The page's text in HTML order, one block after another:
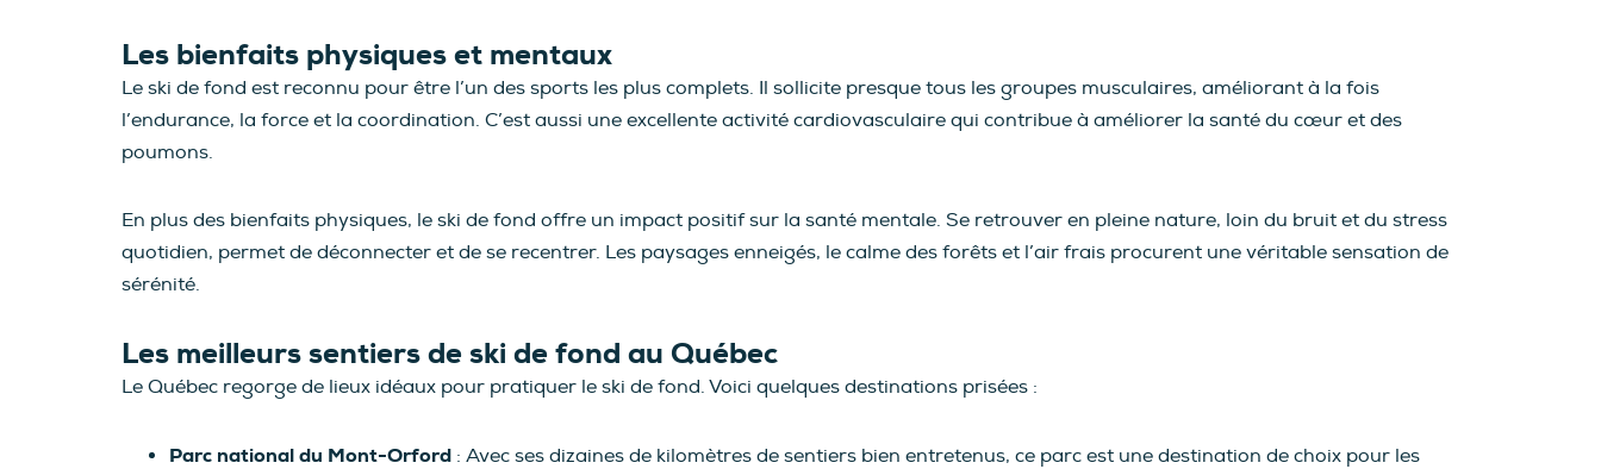
Les bienfaits physiques et mentaux
Le ski de fond est reconnu pour être l’un des sports les plus complets. Il sollicite presque tous les groupes musculaires, améliorant à la fois
l’endurance, la force et la coordination. C’est aussi une excellente activité cardiovasculaire qui contribue à améliorer la santé du cœur et des
poumons.
En plus des bienfaits physiques, le ski de fond offre un impact positif sur la santé mentale. Se retrouver en pleine nature, loin du bruit et du stress
quotidien, permet de déconnecter et de se recentrer. Les paysages enneigés, le calme des forêts et l’air frais procurent une véritable sensation de
sérénité.
Les meilleurs sentiers de ski de fond au Québec
Le Québec regorge de lieux idéaux pour pratiquer le ski de fond. Voici quelques destinations prisées :
Parc national du Mont-Orford : Avec ses dizaines de kilomètres de sentiers bien entretenus, ce parc est une destination de choix pour les